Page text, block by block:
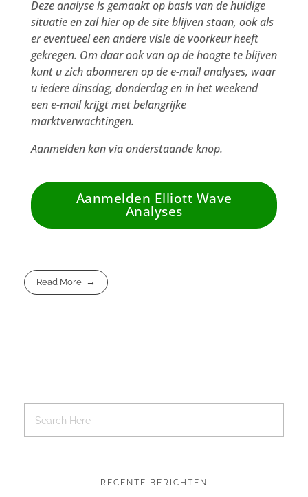
Deze analyse is gemaakt op basis van de huidige
situatie en zal hier op de site blijven staan, ook als
er eventueel een andere visie de voorkeur heeft
gekregen. Om daar ook van op de hoogte te blijven
kunt u zich abonneren op de e-mail analyses, waar
u iedere dinsdag, donderdag en in het weekend
een e-mail krijgt met belangrijke
marktverwachtingen.
Aanmelden kan via onderstaande knop.
Aanmelden Elliott Wave
Analyses
Read More
RECENTE BERICHTEN